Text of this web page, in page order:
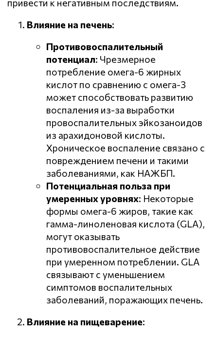
Влияние на печень:
Противовоспалительный
потенциал: Чрезмерное
потребление омега-6 жирных
кислот по сравнению с омега-3
может способствовать развитию
воспаления из-за выработки
провоспалительных эйкозаноидов
из арахидоновой кислоты.
Хроническое воспаление связано с
повреждением печени и такими
заболеваниями, как НАЖБП.
Потенциальная польза при
умеренных уровнях: Некоторые
формы омега-6 жиров, такие как
гамма-линоленовая кислота (GLA),
могут оказывать
противовоспалительное действие
при умеренном потреблении. GLA
связывают с уменьшением
симптомов воспалительных
заболеваний, поражающих печень.
Влияние на пищеварение: